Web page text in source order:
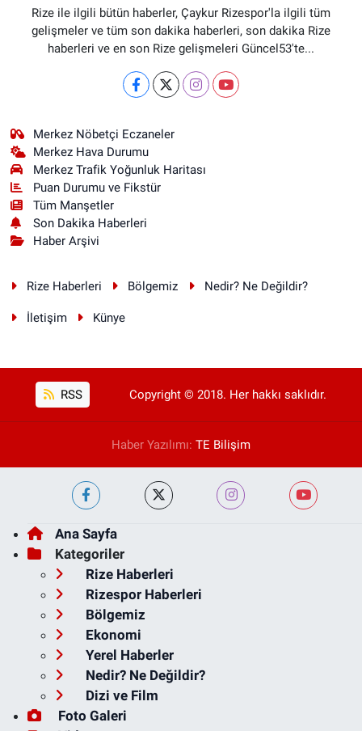
Rize ile ilgili bütün haberler, Çaykur Rizespor'la ilgili tüm
gelişmeler ve tüm son dakika haberleri, son dakika Rize
haberleri ve en son Rize gelişmeleri Güncel53'te...
Merkez Nöbetçi Eczaneler
Merkez Hava Durumu
Merkez Trafik Yoğunluk Haritası
Puan Durumu ve Fikstür
Tüm Manşetler
Son Dakika Haberleri
Haber Arşivi
Rize Haberleri Bölgemiz Nedir? Ne Değildir?
İletişim Künye
RSS Copyright © 2018. Her hakkı saklıdır.
Haber Yazılımı: TE Bilişim
Ana Sayfa
Kategoriler
Rize Haberleri
Rizespor Haberleri
Bölgemiz
Ekonomi
Yerel Haberler
Nedir? Ne Değildir?
Dizi ve Film
Foto Galeri